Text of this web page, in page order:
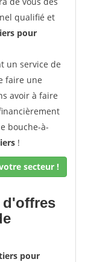
qualifié et
pour
un service de
faire une
avoir à faire
bouche-à-
!
secteur !
d'offres
pour